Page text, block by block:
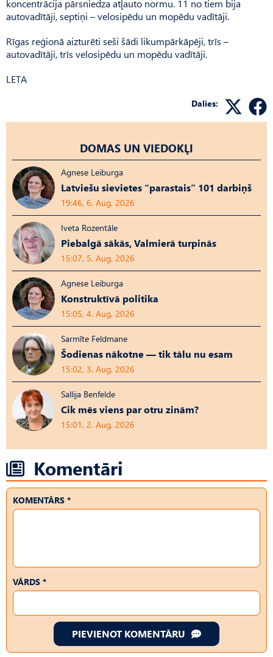
koncentrācija pārsniedza atļauto normu. 11 no tiem bija
autovadītāji, septiņi – velosipēdu un mopēdu vadītāji.
Rīgas reģionā aizturēti seši šādi likumpārkāpēji, trīs –
autovadītāji, trīs velosipēdu un mopēdu vadītāji.
LETA
Dalies:
DOMAS UN VIEDOKĻI
Agnese Leiburga
Latviešu sievietes “parastais” 101 darbiņš
19:46, 6. Aug, 2026
Iveta Rozentāle
Piebalgā sākās, Valmierā turpinās
15:07, 5. Aug, 2026
Agnese Leiburga
Konstruktīvā politika
15:05, 4. Aug, 2026
Sarmīte Feldmane
Šodienas nākotne — tik tālu nu esam
15:02, 3. Aug, 2026
Sallija Benfelde
Cik mēs viens par otru zinām?
15:01, 2. Aug, 2026
Komentāri
KOMENTĀRS *
VĀRDS *
PIEVIENOT KOMENTĀRU